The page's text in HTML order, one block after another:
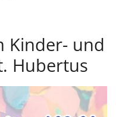
Kinder- und
Hubertus